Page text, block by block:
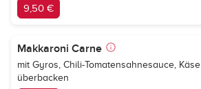
9,50 €
Makkaroni Carne
mit Gyros, Chili-Tomatensahnesauce, Käse
überbacken